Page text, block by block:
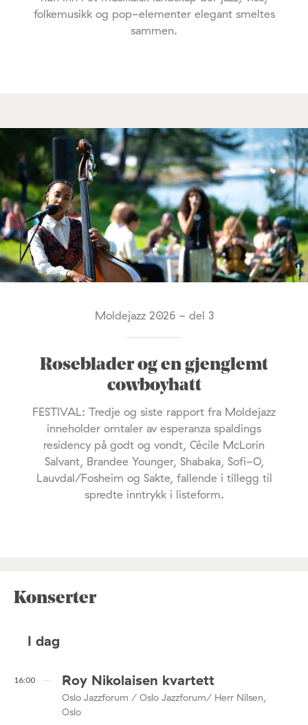
folkemusikk og pop-elementer elegant smeltes
sammen.
Moldejazz 2026 - del 3
Roseblader og en gjenglemt
cowboyhatt
FESTIVAL: Tredje og siste rapport fra Moldejazz
inneholder omtaler av esperanza spaldings
residency på godt og vondt, Cécile McLorin
Salvant, Brandee Younger, Shabaka, Sofi-O,
Lauvdal/Fosheim og Sakte, fallende i tillegg til
spredte inntrykk i listeform.
Konserter
I dag
16:00 Roy Nikolaisen kvartett
Oslo Jazzforum / Oslo Jazzforum/ Herr Nilsen,
Oslo